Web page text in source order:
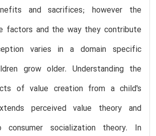
and sacrifices; however the
factors and the way they contribute
varies in a domain specific
grow older. Understanding the
of value creation from a child's
perceived value theory and
consumer socialization theory. In